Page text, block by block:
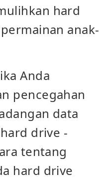
hard
anak-
Anda
pencegahan
data
drive -
tentang
hard drive